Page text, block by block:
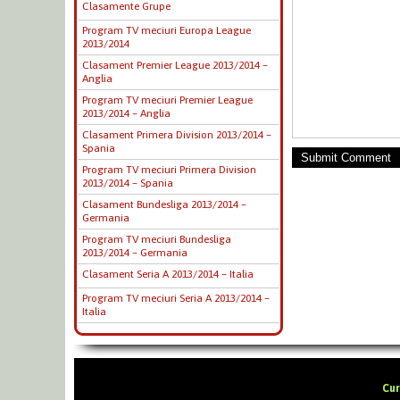
Clasamente Grupe
Program TV meciuri Europa League
2013/2014
Clasament Premier League 2013/2014 –
Anglia
Program TV meciuri Premier League
2013/2014 – Anglia
Clasament Primera Division 2013/2014 –
Spania
Program TV meciuri Primera Division
2013/2014 – Spania
Clasament Bundesliga 2013/2014 –
Germania
Program TV meciuri Bundesliga
2013/2014 – Germania
Clasament Seria A 2013/2014 – Italia
Program TV meciuri Seria A 2013/2014 –
Italia
Submit Comment